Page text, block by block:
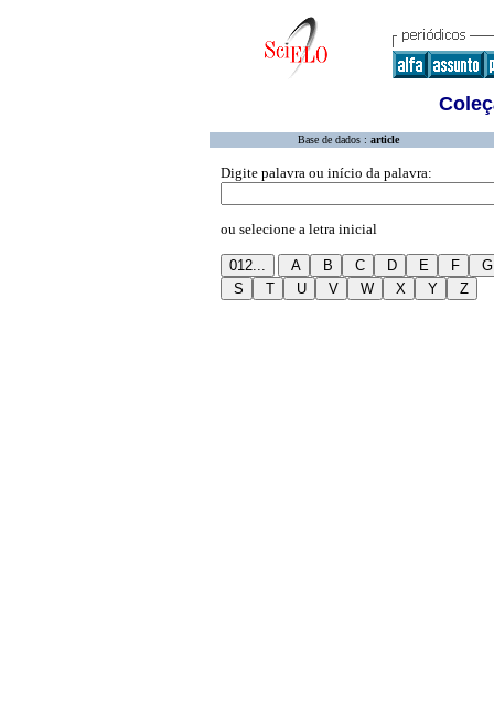
Base de dados : article
Digite palavra ou início da palavra:
ou selecione a letra inicial